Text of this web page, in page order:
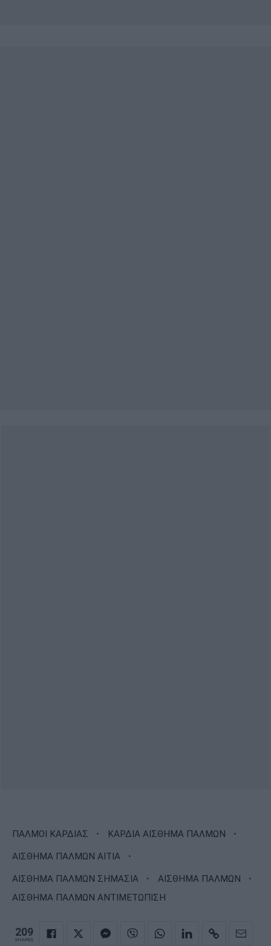
ΠΑΛΜΟΙ ΚΑΡΔΙΑΣ · ΚΑΡΔΙΑ ΑΙΣΘΗΜΑ ΠΑΛΜΩΝ ·
ΑΙΣΘΗΜΑ ΠΑΛΜΩΝ ΑΙΤΙΑ ·
ΑΙΣΘΗΜΑ ΠΑΛΜΩΝ ΣΗΜΑΣΙΑ · ΑΙΣΘΗΜΑ ΠΑΛΜΩΝ ·
ΑΙΣΘΗΜΑ ΠΑΛΜΩΝ ΑΝΤΙΜΕΤΩΠΙΣΗ
209
SHARES